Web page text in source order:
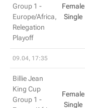
Group 1 -
Europe/Africa,
Relegation
Playoff
Female
Single
09.04, 17:35
Billie Jean
King Cup
Group 1 -
Female
Single